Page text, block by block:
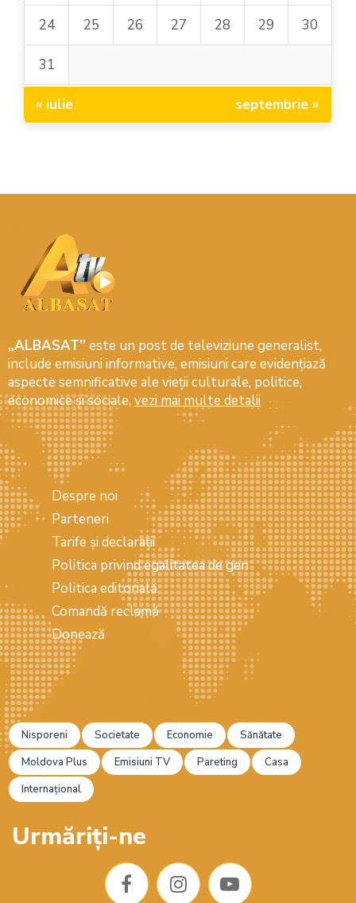
24 25 26 27 28 29 30
31
« iulie septembrie »
„ALBASAT” este un post de televiziune generalist,
include emisiuni informative, emisiuni care evidenţiază
aspecte semnificative ale vieţii culturale, politice,
economice şi sociale, vezi mai multe detalii
Despre noi
Parteneri
Tarife și declarații
Politica privind egalitatea de gen
Politica editorială
Comandă reclamă
Donează
Nisporeni Societate Economie
Sănătate
Moldova Plus
Emisiuni TV Pareting
Casa
Internațional
Urmăriți-ne